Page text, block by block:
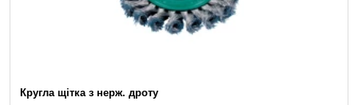
Кругла щітка з нерж. дроту